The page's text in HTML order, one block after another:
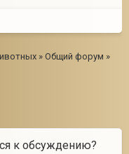
» Общий форум »
к обсуждению?